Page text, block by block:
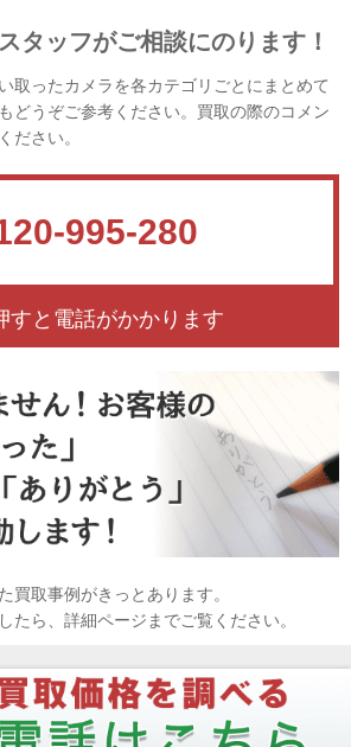
タッフがご相談にのります！
取ったカメラを各カテゴリごとにまとめて
どうぞご参考ください。買取の際のコメン
ださい。
995-280
すと電話がかかります
買取事例がきっとあります。
たら、詳細ページまでご覧ください。